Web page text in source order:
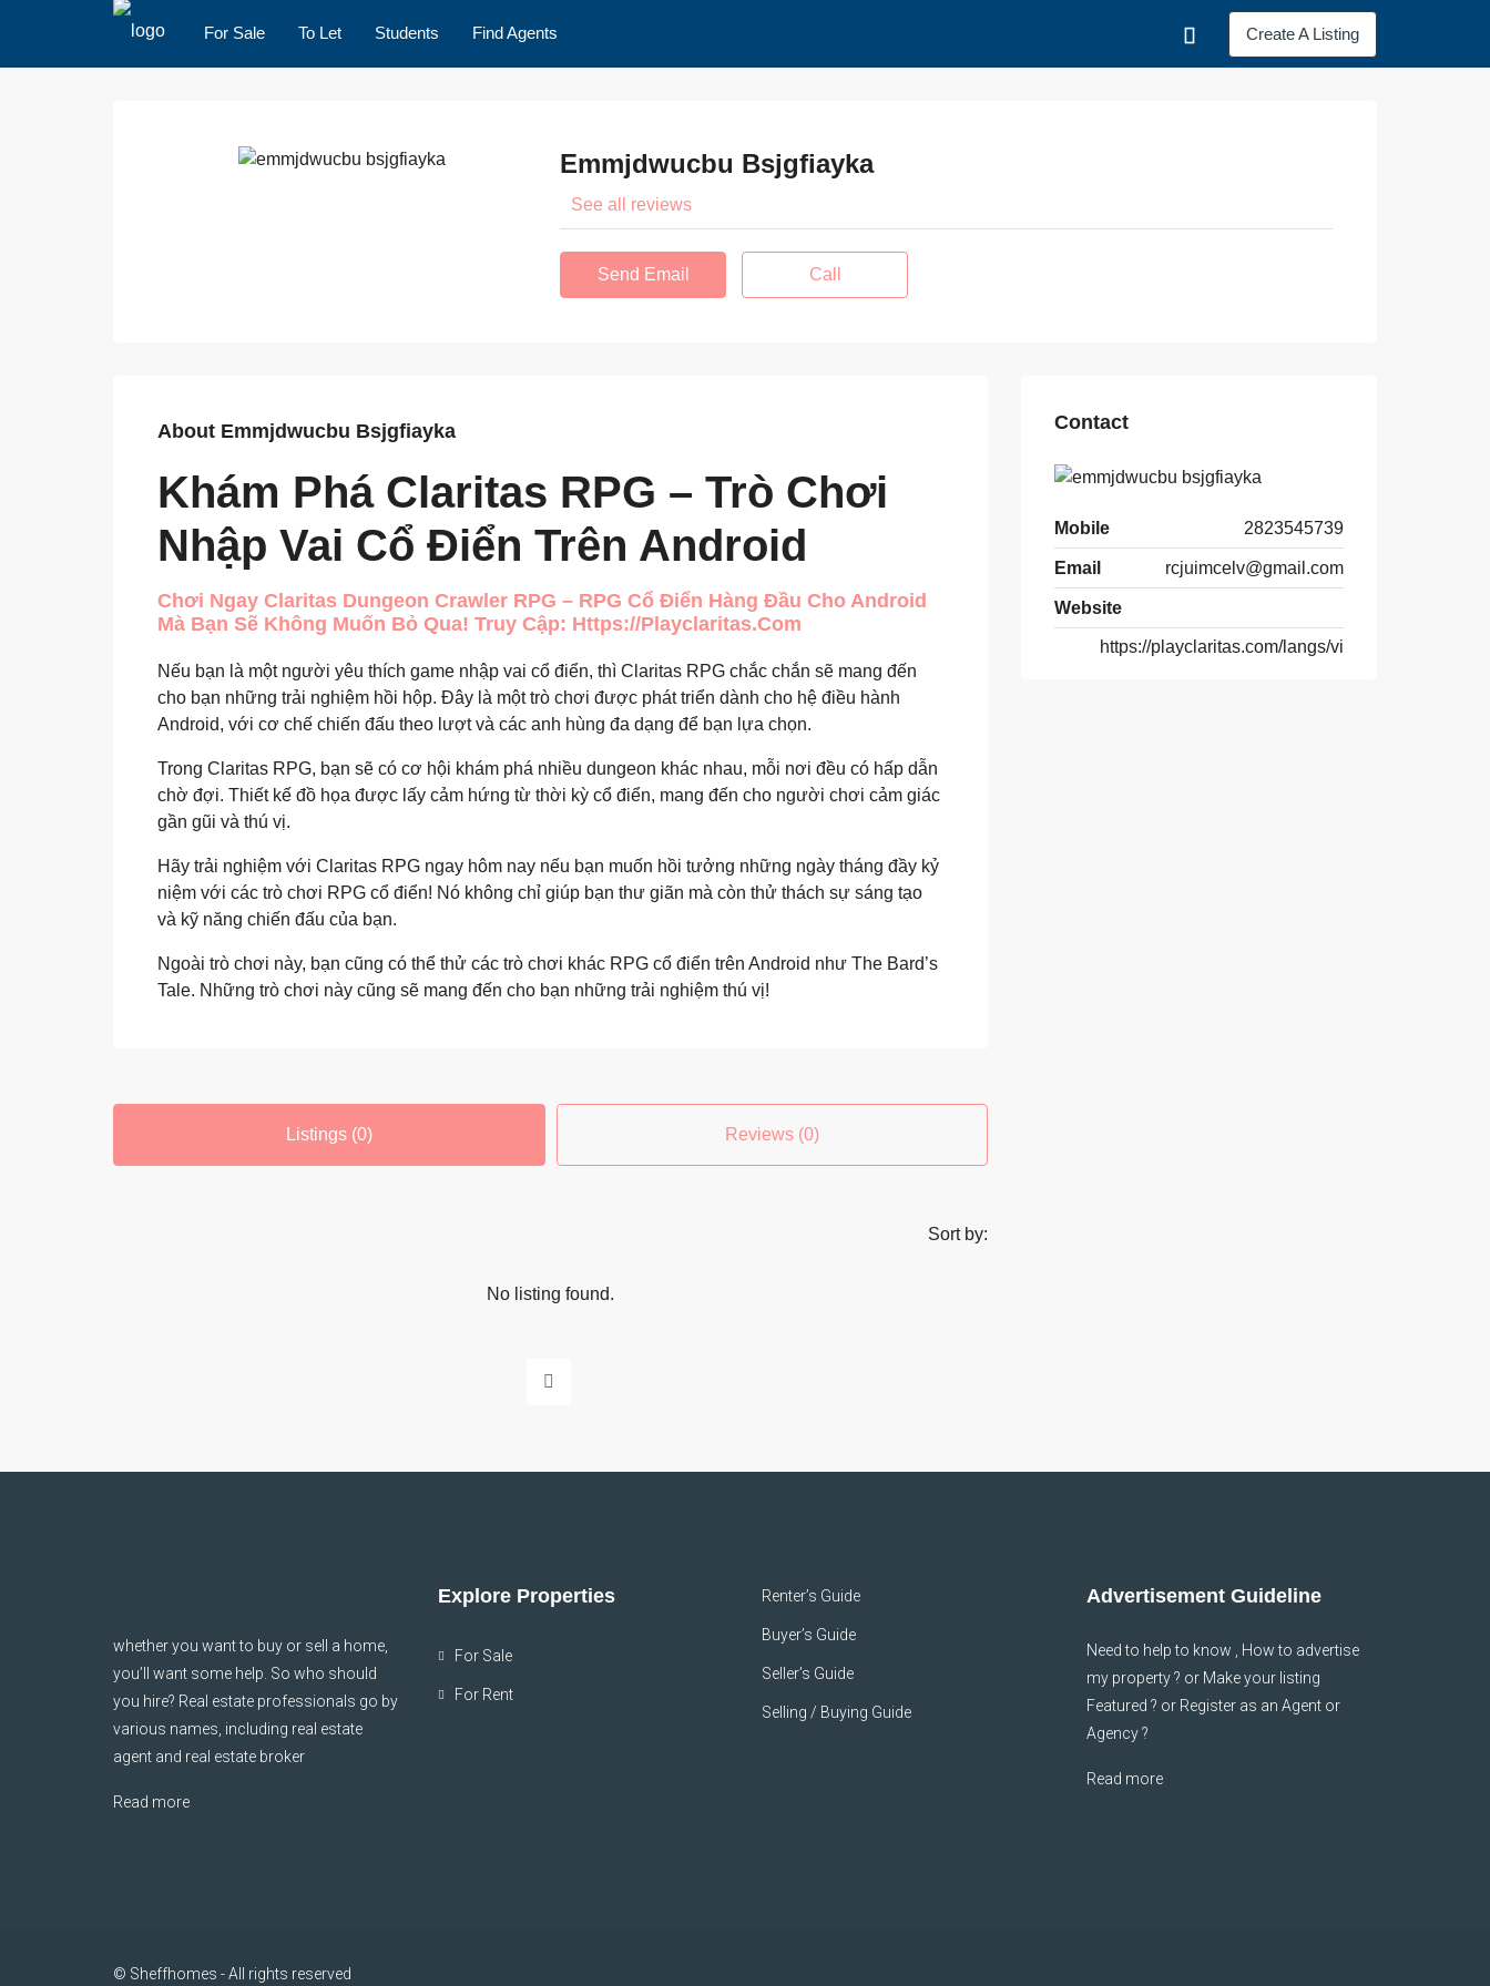
For Sale To Let Students Find Agents Create A Listing
Emmjdwucbu Bsjgfiayka
See all reviews
Send Email Call
About Emmjdwucbu Bsjgfiayka
Khám Phá Claritas RPG – Trò Chơi
Nhập Vai Cổ Điển Trên Android
Chơi Ngay Claritas Dungeon Crawler RPG – RPG Cổ Điển Hàng Đầu Cho Android
Mà Bạn Sẽ Không Muốn Bỏ Qua! Truy Cập: Https://playclaritas.com
Nếu bạn là một người yêu thích game nhập vai cổ điển, thì Claritas RPG chắc chắn sẽ mang đến
cho bạn những trải nghiệm hồi hộp. Đây là một trò chơi được phát triển dành cho hệ điều hành
Android, với cơ chế chiến đấu theo lượt và các anh hùng đa dạng để bạn lựa chọn.
Trong Claritas RPG, bạn sẽ có cơ hội khám phá nhiều dungeon khác nhau, mỗi nơi đều có hấp dẫn
chờ đợi. Thiết kế đồ họa được lấy cảm hứng từ thời kỳ cổ điển, mang đến cho người chơi cảm giác
gần gũi và thú vị.
Hãy trải nghiệm với Claritas RPG ngay hôm nay nếu bạn muốn hồi tưởng những ngày tháng đầy kỷ
niệm với các trò chơi RPG cổ điển! Nó không chỉ giúp bạn thư giãn mà còn thử thách sự sáng tạo
và kỹ năng chiến đấu của bạn.
Ngoài trò chơi này, bạn cũng có thể thử các trò chơi khác RPG cổ điển trên Android như The Bard’s
Tale. Những trò chơi này cũng sẽ mang đến cho bạn những trải nghiệm thú vị!
Listings (0) Reviews (0)
Sort by:
No listing found.
Contact
Mobile 2823545739
Email rcjuimcelv@gmail.com
Website
https://playclaritas.com/langs/vi
whether you want to buy or sell a home,
you’ll want some help. So who should
you hire? Real estate professionals go by
various names, including real estate
agent and real estate broker
Read more
Explore Properties
For Sale
For Rent
Renter’s Guide
Buyer’s Guide
Seller’s Guide
Selling / Buying Guide
Advertisement Guideline
Need to help to know , How to advertise
my property ? or Make your listing
Featured ? or Register as an Agent or
Agency ?
Read more
© Sheffhomes - All rights reserved